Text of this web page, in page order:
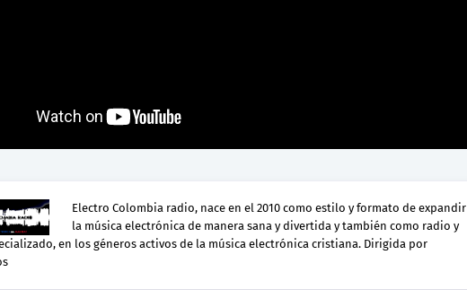
Electro Colombia radio, nace en el 2010 como estilo y formato de expandir
la música electrónica de manera sana y divertida y también como radio y
en los géneros activos de la música electrónica cristiana. Dirigida por